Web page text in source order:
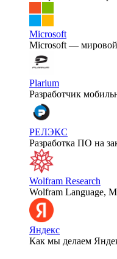
Microsoft
Microsoft —
Plarium
Разработчик
РЕЛЭКС
Разработка ПО на
Wolfram Research
Wolfram Language,
Яндекс
Как мы делаем